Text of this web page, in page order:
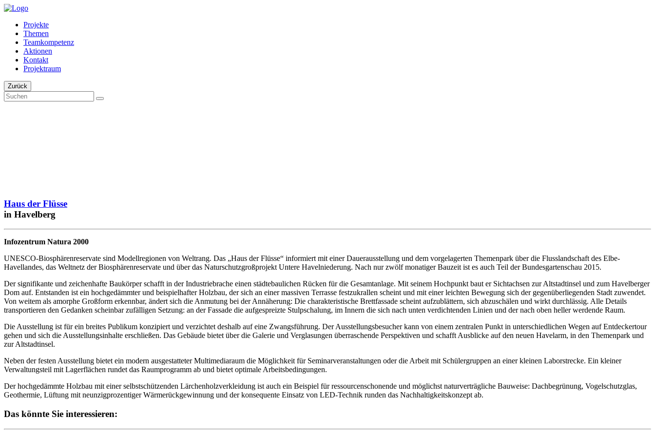
Projekte
Themen
Teamkompetenz
Aktionen
Kontakt
Projektraum
Zurück
Haus der Flüsse
in Havelberg
Infozentrum Natura 2000
UNESCO-Biosphärenreservate sind Modellregionen von Weltrang. Das „Haus der Flüsse“ informiert mit einer Dauerausstellung und dem vorgelagerten Themenpark über die Flusslandschaft des Elbe-
Havellandes, das Weltnetz der Biosphärenreservate und über das Naturschutzgroßprojekt Untere Havelniederung. Nach nur zwölf monatiger Bauzeit ist es auch Teil der Bundesgartenschau 2015.
Der signifikante und zeichenhafte Baukörper schafft in der Industriebrache einen städtebaulichen Rücken für die Gesamtanlage. Mit seinem Hochpunkt baut er Sichtachsen zur Altstadtinsel und zum Havelberger
Dom auf. Entstanden ist ein hochgedämmter und beispielhafter Holzbau, der sich an einer massiven Terrasse festzukrallen scheint und mit einer leichten Bewegung sich der gegenüberliegenden Stadt zuwendet.
Von weitem als amorphe Großform erkennbar, ändert sich die Anmutung bei der Annäherung: Die charakteristische Brettfassade scheint aufzublättern, sich abzuschälen und wirkt durchlässig. Alle Details
transportieren den Gedanken scheinbar zufälligen Setzung: an der Fassade die aufgespreizte Stulpschalung, im Innern die sich nach unten verdichtenden Linien und der nach oben heller werdende Raum.
Die Ausstellung ist für ein breites Publikum konzipiert und verzichtet deshalb auf eine Zwangsführung. Der Ausstellungsbesucher kann von einem zentralen Punkt in unterschiedlichen Wegen auf Entdeckertour
gehen und sich die Ausstellungsinhalte erschließen. Das Gebäude bietet über die Galerie und Verglasungen überraschende Perspektiven und schafft Ausblicke auf den neuen Havelarm, in den Themenpark und
zur Altstadtinsel.
Neben der festen Ausstellung bietet ein modern ausgestatteter Multimediaraum die Möglichkeit für Seminarveranstaltungen oder die Arbeit mit Schülergruppen an einer kleinen Laborstrecke. Ein kleiner
Verwaltungsteil mit Lagerflächen rundet das Raumprogramm ab und bietet optimale Arbeitsbedingungen.
Der hochgedämmte Holzbau mit einer selbstschützenden Lärchenholzverkleidung ist auch ein Beispiel für ressourcenschonende und möglichst naturverträgliche Bauweise: Dachbegrünung, Vogelschutzglas,
Geothermie, Lüftung mit neunzigprozentiger Wärmerückgewinnung und der konsequente Einsatz von LED-Technik runden das Nachhaltigkeitskonzept ab.
Das könnte Sie interessieren: